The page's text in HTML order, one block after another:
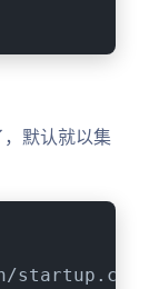
默认就以集